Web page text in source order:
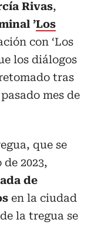
Rivas,
’Los
con ‘Los
los diálogos
tras
mes de
que se
2023,
de
en la ciudad
la tregua se